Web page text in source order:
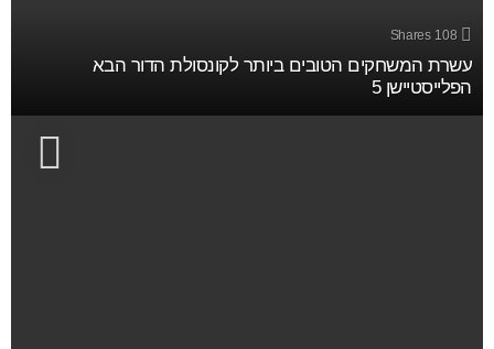
108
Shares
עשרת המשחקים הטובים ביותר לקונסולת הדור הבא
הפלייסטיישן 5